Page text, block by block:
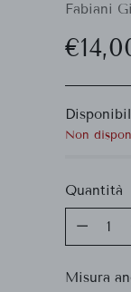
Fabiani
di
Non
Quantità
Quantità
Misura